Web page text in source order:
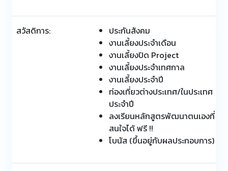
สวัสดิการ:
ประกันสังคม
งานเลี้ยงประจำเดือน
งานเลี้ยงปิด Project
งานเลี้ยงประจำเทศกาล
งานเลี้ยงประจำปี
ท่องเที่ยวต่างประเทศ/ในประเทศ
ประจำปี
ลงเรียนหลักสูตรพัฒนาตนเองที่
สนใจได้ ฟรี !!
โบนัส (ขึ้นอยู่กับผลประกอบการ)